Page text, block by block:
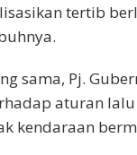
tertib
sama, Pj.
aturan
kendaraan